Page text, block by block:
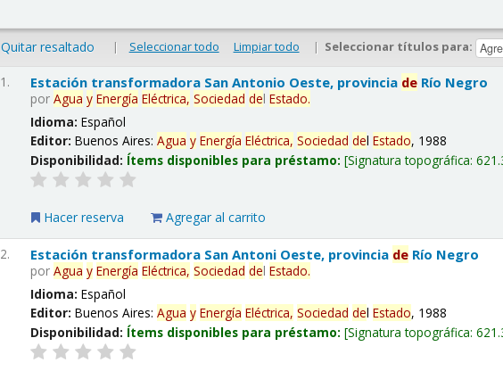
Quitar resaltado | Seleccionar todo Limpiar todo | Seleccionar títulos para:
1. Estación transformadora San Antonio Oeste, provincia de Río Negro
porAgua y Energía Eléctrica, Sociedad delEstado.
Idioma:Español
Editor:Buenos Aires:Agua y Energía Eléctrica, Sociedad delEstado, 1988
Disponibilidad: Ítems disponibles para préstamo: Signatura topográfica:
Hacer reserva Agregar al carrito
2. Estación transformadora San Antoni Oeste, provincia de Río Negro
porAgua y Energía Eléctrica, Sociedad delEstado.
Idioma:Español
Editor:Buenos Aires:Agua y Energía Eléctrica, Sociedad delEstado, 1988
Disponibilidad: Ítems disponibles para préstamo: Signatura topográfica: